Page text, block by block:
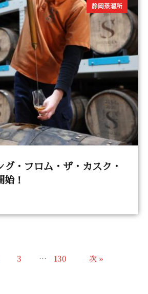
静岡蒸溜所
グ・フロム・ザ・カスク・
！
3 … 130 次 »